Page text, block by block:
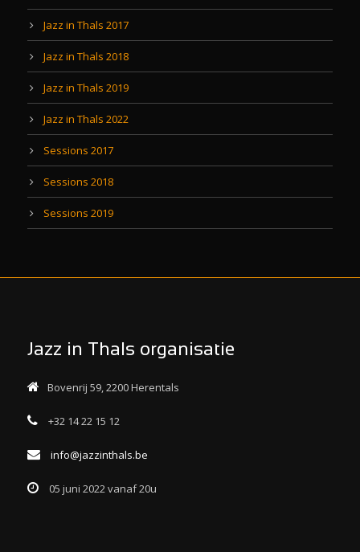
Jazz in Thals 2017
Jazz in Thals 2018
Jazz in Thals 2019
Jazz in Thals 2022
Sessions 2017
Sessions 2018
Sessions 2019
Jazz in Thals organisatie
Bovenrij 59, 2200 Herentals
+32 14 22 15 12
info@jazzinthals.be
05 juni 2022 vanaf 20u